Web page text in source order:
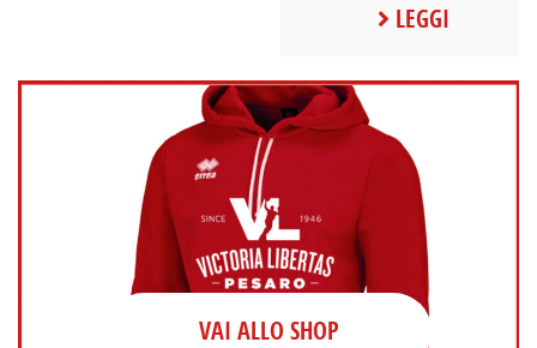
LEGGI
VAI ALLO SHOP